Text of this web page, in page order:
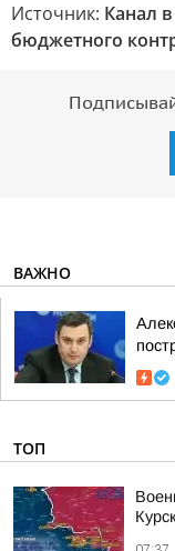
Источник: Канал
бюджетного
ВАЖНО
ТОП